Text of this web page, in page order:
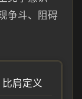
争斗、阻碍
比肩定义